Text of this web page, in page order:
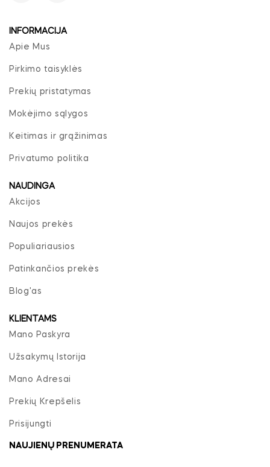
INFORMACIJA
Apie Mus
Pirkimo taisyklės
Prekių pristatymas
Mokėjimo sąlygos
Keitimas ir grąžinimas
Privatumo politika
NAUDINGA
Akcijos
Naujos prekės
Populiariausios
Patinkančios prekės
Blog'as
KLIENTAMS
Mano Paskyra
Užsakymų Istorija
Mano Adresai
Prekių Krepšelis
Prisijungti
NAUJIENŲ PRENUMERATA